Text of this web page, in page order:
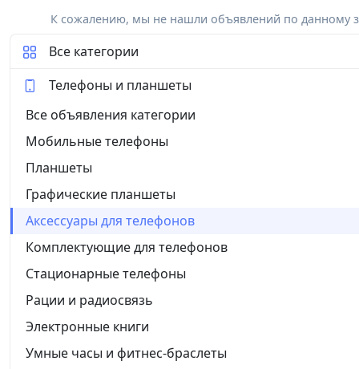
К сожалению, мы не нашли объявлений по данному
Все категории
Телефоны и планшеты
Все объявления категории
Мобильные телефоны
Планшеты
Графические планшеты
Аксессуары для телефонов
Комплектующие для телефонов
Стационарные телефоны
Рации и радиосвязь
Электронные книги
Умные часы и фитнес-браслеты